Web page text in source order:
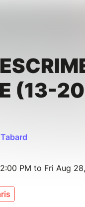
(13-20
PM to Fri Aug